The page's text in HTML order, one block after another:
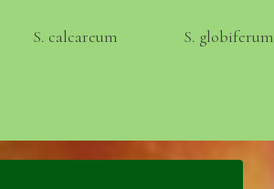
S. calcareum S. globiferum